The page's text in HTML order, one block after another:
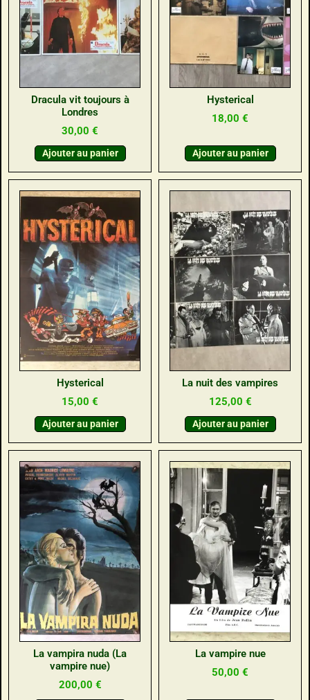
Dracula vit toujours à
Londres
30,00 €
Ajouter au panier
Hysterical
18,00 €
Ajouter au panier
Hysterical
15,00 €
Ajouter au panier
La nuit des vampires
125,00 €
Ajouter au panier
La vampira nuda (La
vampire nue)
200,00 €
La vampire nue
50,00 €